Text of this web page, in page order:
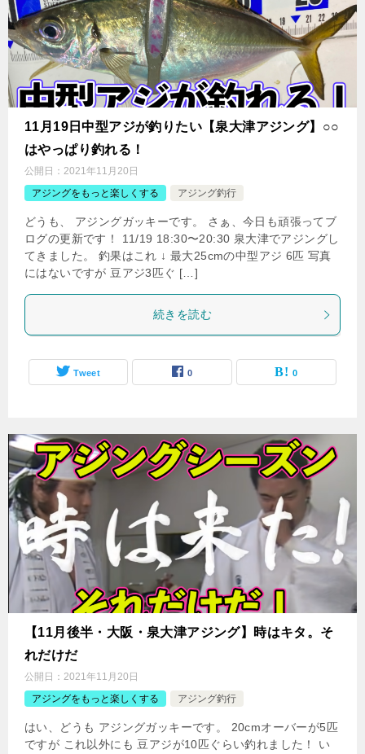
11月19日中型アジが釣りたい【泉大津アジング】○○
はやっぱり釣れる！
公開日： 2021年11月20日
アジングをもっと楽しくする
アジング釣行
どうも、 アジングガッキーです。 さぁ、今日も頑張ってブ
ログの更新です！ 11/19 18:30〜20:30 泉大津でアジングし
てきました。 釣果はこれ ↓ 最大25cmの中型アジ 6匹 写真
にはないですが 豆アジ3匹ぐ […]
続きを読む
Tweet 0 0
【11月後半・大阪・泉大津アジング】時はキタ。そ
れだけだ
公開日： 2021年11月20日
アジングをもっと楽しくする
アジング釣行
はい、どうも アジングガッキーです。 20cmオーバーが5匹
ですが これ以外にも 豆アジが10匹ぐらい釣れました！ い